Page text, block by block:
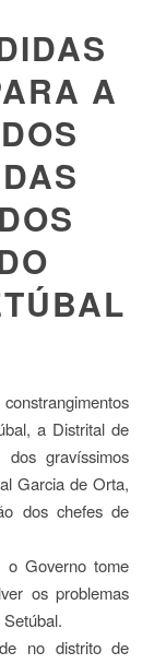
A
a Distrital de
gravíssimos
Garcia de Orta,
dos chefes de
Governo tome
os problemas
no distrito de